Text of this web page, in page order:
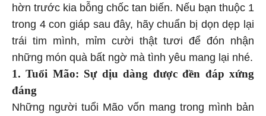
hờn trước kia bỗng chốc tan biến. Nếu bạn thuộc 1
trong 4 con giáp sau đây, hãy chuẩn bị dọn dẹp lại
trái tim mình, mỉm cười thật tươi để đón nhận
những món quà bất ngờ mà tình yêu mang lại nhé.
1. Tuổi Mão: Sự dịu dàng được đền đáp xứng
đáng
Những người tuổi Mão vốn mang trong mình bản